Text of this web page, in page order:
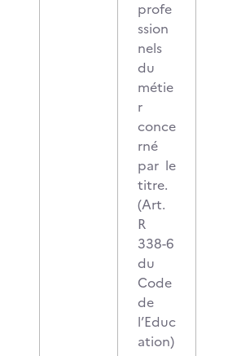
profe
ssion
nels
du
métie
r
conce
rné
par le
titre.
(Art.
R
338-6
du
Code
de
l’Educ
ation)